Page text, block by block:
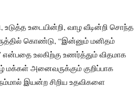
உடையின்றி, வாழ வீடின்றி சொந்த
கொண்டு, “இன்னும் மனிதம்
உலகிற்கு உணர்த்தும் விதமாக
மக்கள் அனைவருக்கும் குறிப்பாக
நம்மால் இயன்ற சிறிய உதவிகளை